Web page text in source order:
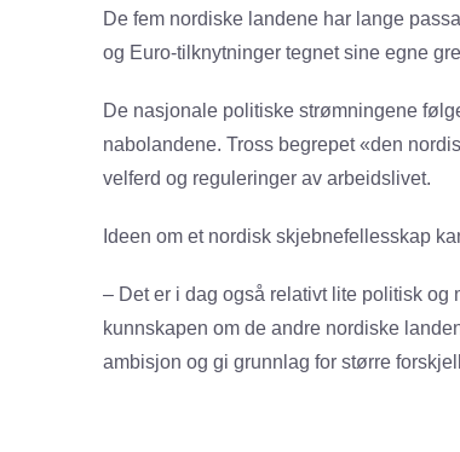
De fem nordiske landene har lange
og Euro-tilknytninger tegnet sine egne
De nasjonale politiske strømningene
nabolandene. Tross begrepet «den
velferd og reguleringer av arbeidslivet.
Ideen om et nordisk skjebnefellesskap
– Det er i dag også relativt lite politisk
kunnskapen om de andre nordiske
ambisjon og gi grunnlag for større